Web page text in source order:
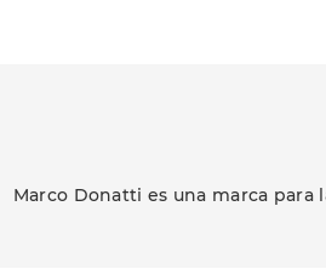
Marco Donatti es una marca